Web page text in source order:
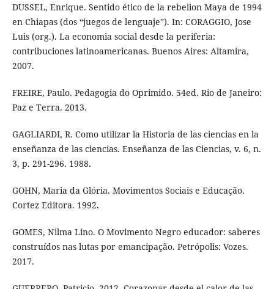
DUSSEL, Enrique. Sentido ético de la rebelion Maya de 1994
en Chiapas (dos “juegos de lenguaje”). In: CORAGGIO, Jose
Luis (org.). La economia social desde la periferia:
contribuciones latinoamericanas. Buenos Aires: Altamira,
2007.
FREIRE, Paulo. Pedagogia do Oprimido. 54ed. Rio de Janeiro:
Paz e Terra. 2013.
GAGLIARDI, R. Como utilizar la Historia de las ciencias en la
enseñanza de las ciencias. Enseñanza de las Ciencias, v. 6, n.
3, p. 291-296. 1988.
GOHN, Maria da Glória. Movimentos Sociais e Educação.
Cortez Editora. 1992.
GOMES, Nilma Lino. O Movimento Negro educador: saberes
construídos nas lutas por emancipação. Petrópolis: Vozes.
2017.